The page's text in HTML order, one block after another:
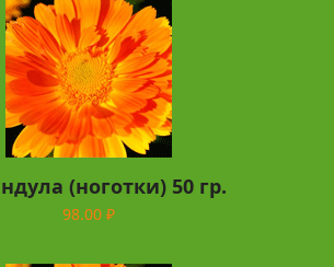
(ноготки) 50 гр.
98.00 ₽